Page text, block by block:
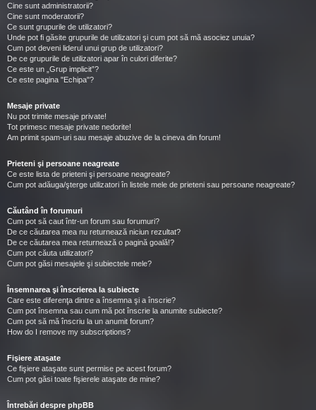
Cine sunt administratorii?
Cine sunt moderatorii?
Ce sunt grupurile de utilizatori?
Unde pot fi găsite grupurile de utilizatori şi cum pot să mă asociez unuia?
Cum pot deveni liderul unui grup de utilizatori?
De ce grupurile de utilizatori apar în culori diferite?
Ce este un „Grup implicit”?
Ce este pagina "Echipa"?
Mesaje private
Nu pot trimite mesaje private!
Tot primesc mesaje private nedorite!
Am primit spam-uri sau mesaje abuzive de la cineva din forum!
Prieteni şi persoane neagreate
Ce este lista de prieteni şi persoane neagreate?
Cum pot adăuga/şterge utilizatori în listele mele de prieteni sau persoane neagreate?
Căutând în forumuri
Cum pot să caut într-un forum sau forumuri?
De ce căutarea mea nu returnează niciun rezultat?
De ce căutarea mea returnează o pagină goală!?
Cum pot căuta utilizatori?
Cum pot găsi mesajele şi subiectele mele?
Însemnarea şi înscrierea la subiecte
Care este diferenţa dintre a însemna şi a înscrie?
Cum pot însemna sau cum mă pot înscrie la anumite subiecte?
Cum pot să mă înscriu la un anumit forum?
How do I remove my subscriptions?
Fişiere ataşate
Ce fişiere ataşate sunt permise pe acest forum?
Cum pot găsi toate fişierele ataşate de mine?
Întrebări despre phpBB